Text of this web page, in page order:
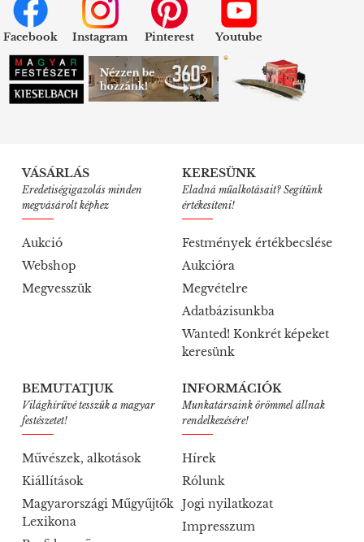
Facebook Instagram Pinterest Youtube
VÁSÁRLÁS
Eredetiségigazolás minden
megvásárolt képhez
Aukció
Webshop
Megvesszük
KERESÜNK
Eladná műalkotásait? Segítünk
értékesíteni!
Festmények értékbecslése
Aukcióra
Megvételre
Adatbázisunkba
Wanted! Konkrét képeket
keresünk
BEMUTATJUK
Világhírűvé tesszük a magyar
festészetet!
Művészek, alkotások
Kiállítások
Magyarországi Műgyűjtők
Lexikona
INFORMÁCIÓK
Munkatársaink örömmel állnak
rendelkezésére!
Hírek
Rólunk
Jogi nyilatkozat
Impresszum